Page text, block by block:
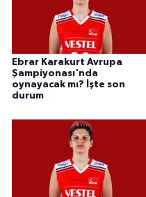
Ebrar Karakurt Avrupa
Şampiyonası'nda
oynayacak mı? İşte son
durum